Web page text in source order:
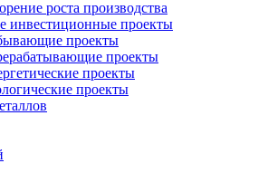
роста производства
инвестиционные проекты
проекты
проекты
проекты
проекты